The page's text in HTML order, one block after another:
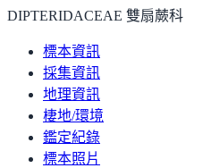
DIPTERIDACEAE 雙扇蕨科
標本資訊
採集資訊
地理資訊
棲地/環境
鑑定紀錄
標本照片